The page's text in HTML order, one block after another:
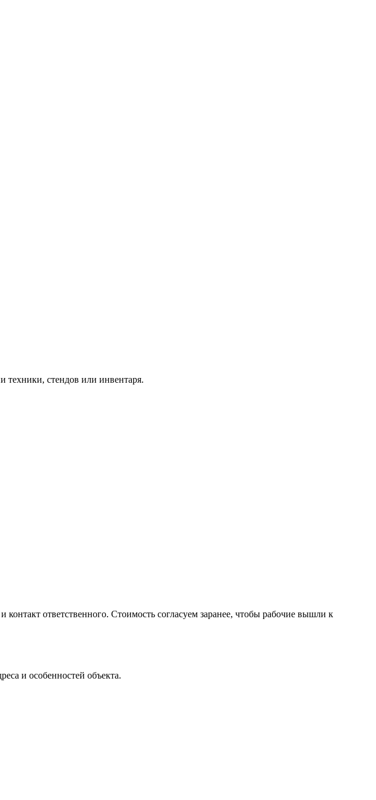
техники, стендов или инвентаря.
ответственного. Стоимость согласуем заранее, чтобы рабочие вышли к
и особенностей объекта.